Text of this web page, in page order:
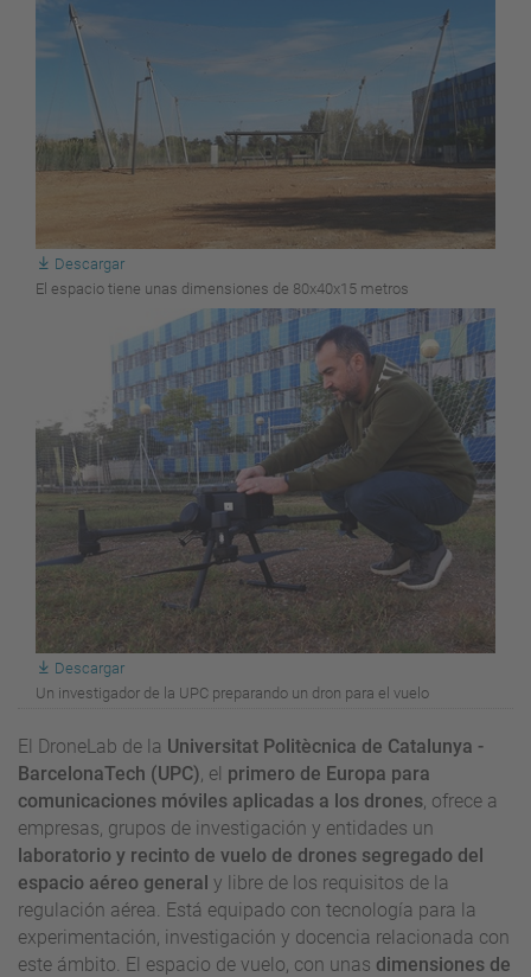
Descargar
El espacio tiene unas dimensiones de 80x40x15 metros
Descargar
Un investigador de la UPC preparando un dron para el vuelo
El DroneLab de la Universitat Politècnica de Catalunya -
BarcelonaTech (UPC), el primero de Europa para
comunicaciones móviles aplicadas a los drones, ofrece a
empresas, grupos de investigación y entidades un
laboratorio y recinto de vuelo de drones segregado del
espacio aéreo general y libre de los requisitos de la
regulación aérea. Está equipado con tecnología para la
experimentación, investigación y docencia relacionada con
este ámbito. El espacio de vuelo, con unas dimensiones de